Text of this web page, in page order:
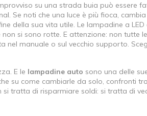
su una strada buia può essere
Se noti che una luce è più fioca,
della sua vita utile. Le lampadine a
si sono rotte. E attenzione: non tutte
nel manuale o sul vecchio supporto.
E le lampadine auto sono una delle
su come cambiarle da solo, confronti
tratta di risparmiare soldi: si tratta di